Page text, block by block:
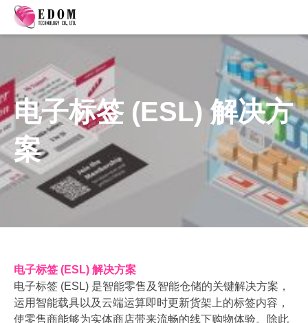
电子标签 (ESL) 解决方
案
电子标签 (ESL) 解决方案
电子标签 (ESL) 是智能零售及智能仓储的关键解决方案，
运用智能载具以及云端运算即时更新货架上的标签内容，
使零售商能够为实体商店带来流畅的线下购物体验。除此